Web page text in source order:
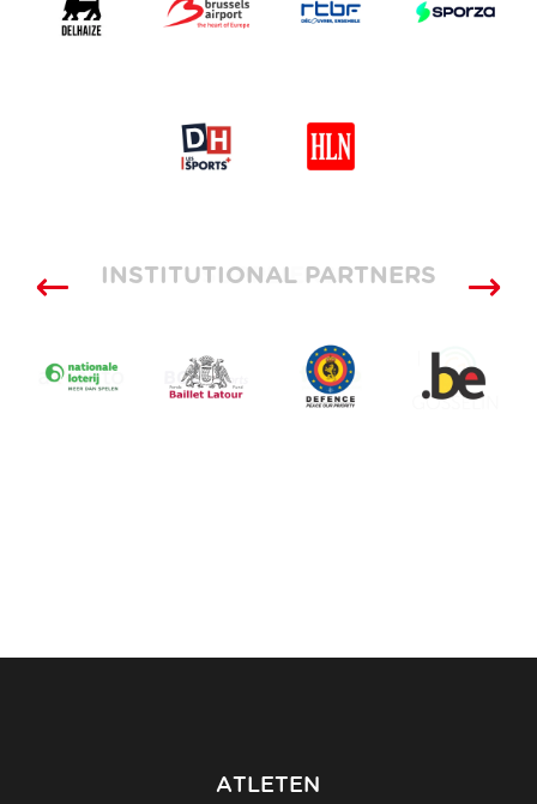
SUPPLIERS
INSTITUTIONAL PARTNERS
ATLETEN